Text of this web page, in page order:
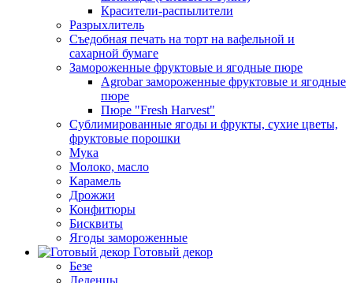
Красители-распылители
Разрыхлитель
Съедобная печать на торт на вафельной и
сахарной бумаге
Замороженные фруктовые и ягодные пюре
Agrobar замороженные фруктовые и ягодные
пюре
Пюре "Fresh Harvest"
Сублимированные ягоды и фрукты, сухие цветы,
фруктовые порошки
Мука
Молоко, масло
Карамель
Дрожжи
Конфитюры
Бисквиты
Ягоды замороженные
Готовый декор
Безе
Леденцы